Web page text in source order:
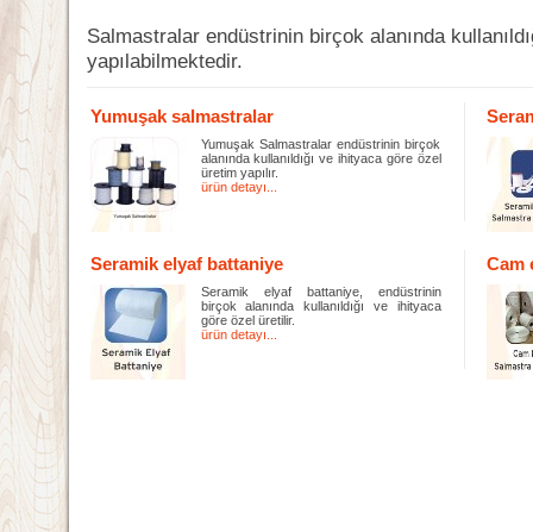
Salmastralar endüstrinin birçok alanında
yapılabilmektedir.
Yumuşak salmastralar
Yumuşak Salmastralar endüstrinin birçok
alanında kullanıldığı ve ihityaca göre özel
üretim yapılır.
ürün detayı...
Seramik elyaf battaniye
Seramik elyaf battaniye, endüstrinin
birçok alanında kullanıldığı ve ihityaca
göre özel üretilir.
ürün detayı...
Cam